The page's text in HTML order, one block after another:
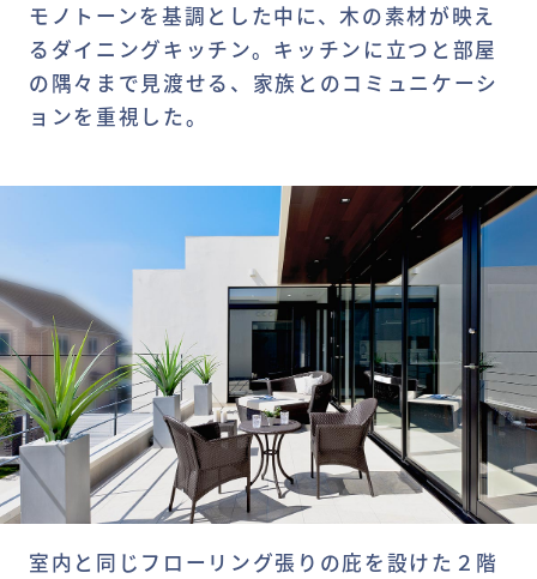
モノトーンを基調とした中に、木の素材が映え
るダイニングキッチン。キッチンに立つと部屋
の隅々まで見渡せる、家族とのコミュニケーシ
ョンを重視した。
室内と同じフローリング張りの庇を設けた２階